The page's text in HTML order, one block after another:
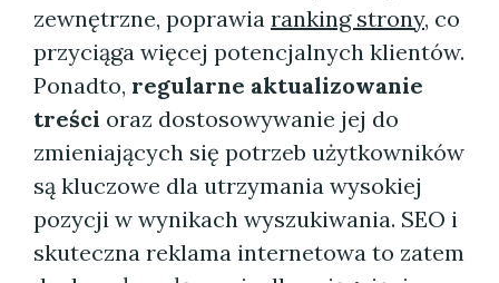
zewnętrzne, poprawia ranking strony, co
przyciąga więcej potencjalnych klientów.
Ponadto, regularne aktualizowanie
treści oraz dostosowywanie jej do
zmieniających się potrzeb użytkowników
są kluczowe dla utrzymania wysokiej
pozycji w wynikach wyszukiwania. SEO i
skuteczna reklama internetowa to zatem